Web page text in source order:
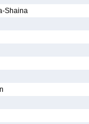
Shaina